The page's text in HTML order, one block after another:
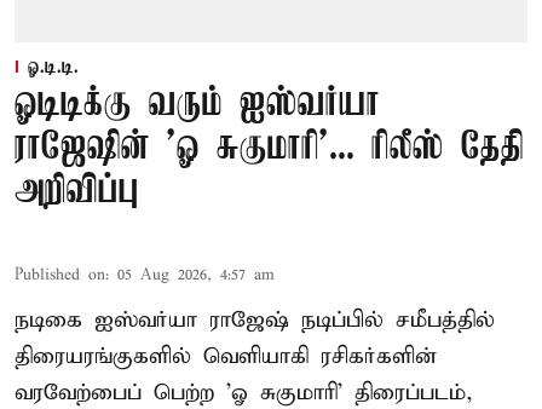
ஓ.டி.டி.
ஓடிடிக்கு வரும் ஐஸ்வர்யா
ராஜேஷின் 'ஓ சுகுமாரி'... ரிலீஸ் தேதி
அறிவிப்பு
Published on: 05 Aug 2026, 4:57 am
நடிகை ஐஸ்வர்யா ராஜேஷ் நடிப்பில் சமீபத்தில்
திரையரங்குகளில் வெளியாகி ரசிகர்களின்
வரவேற்பைப் பெற்ற 'ஓ சுகுமாரி' திரைப்படம்,